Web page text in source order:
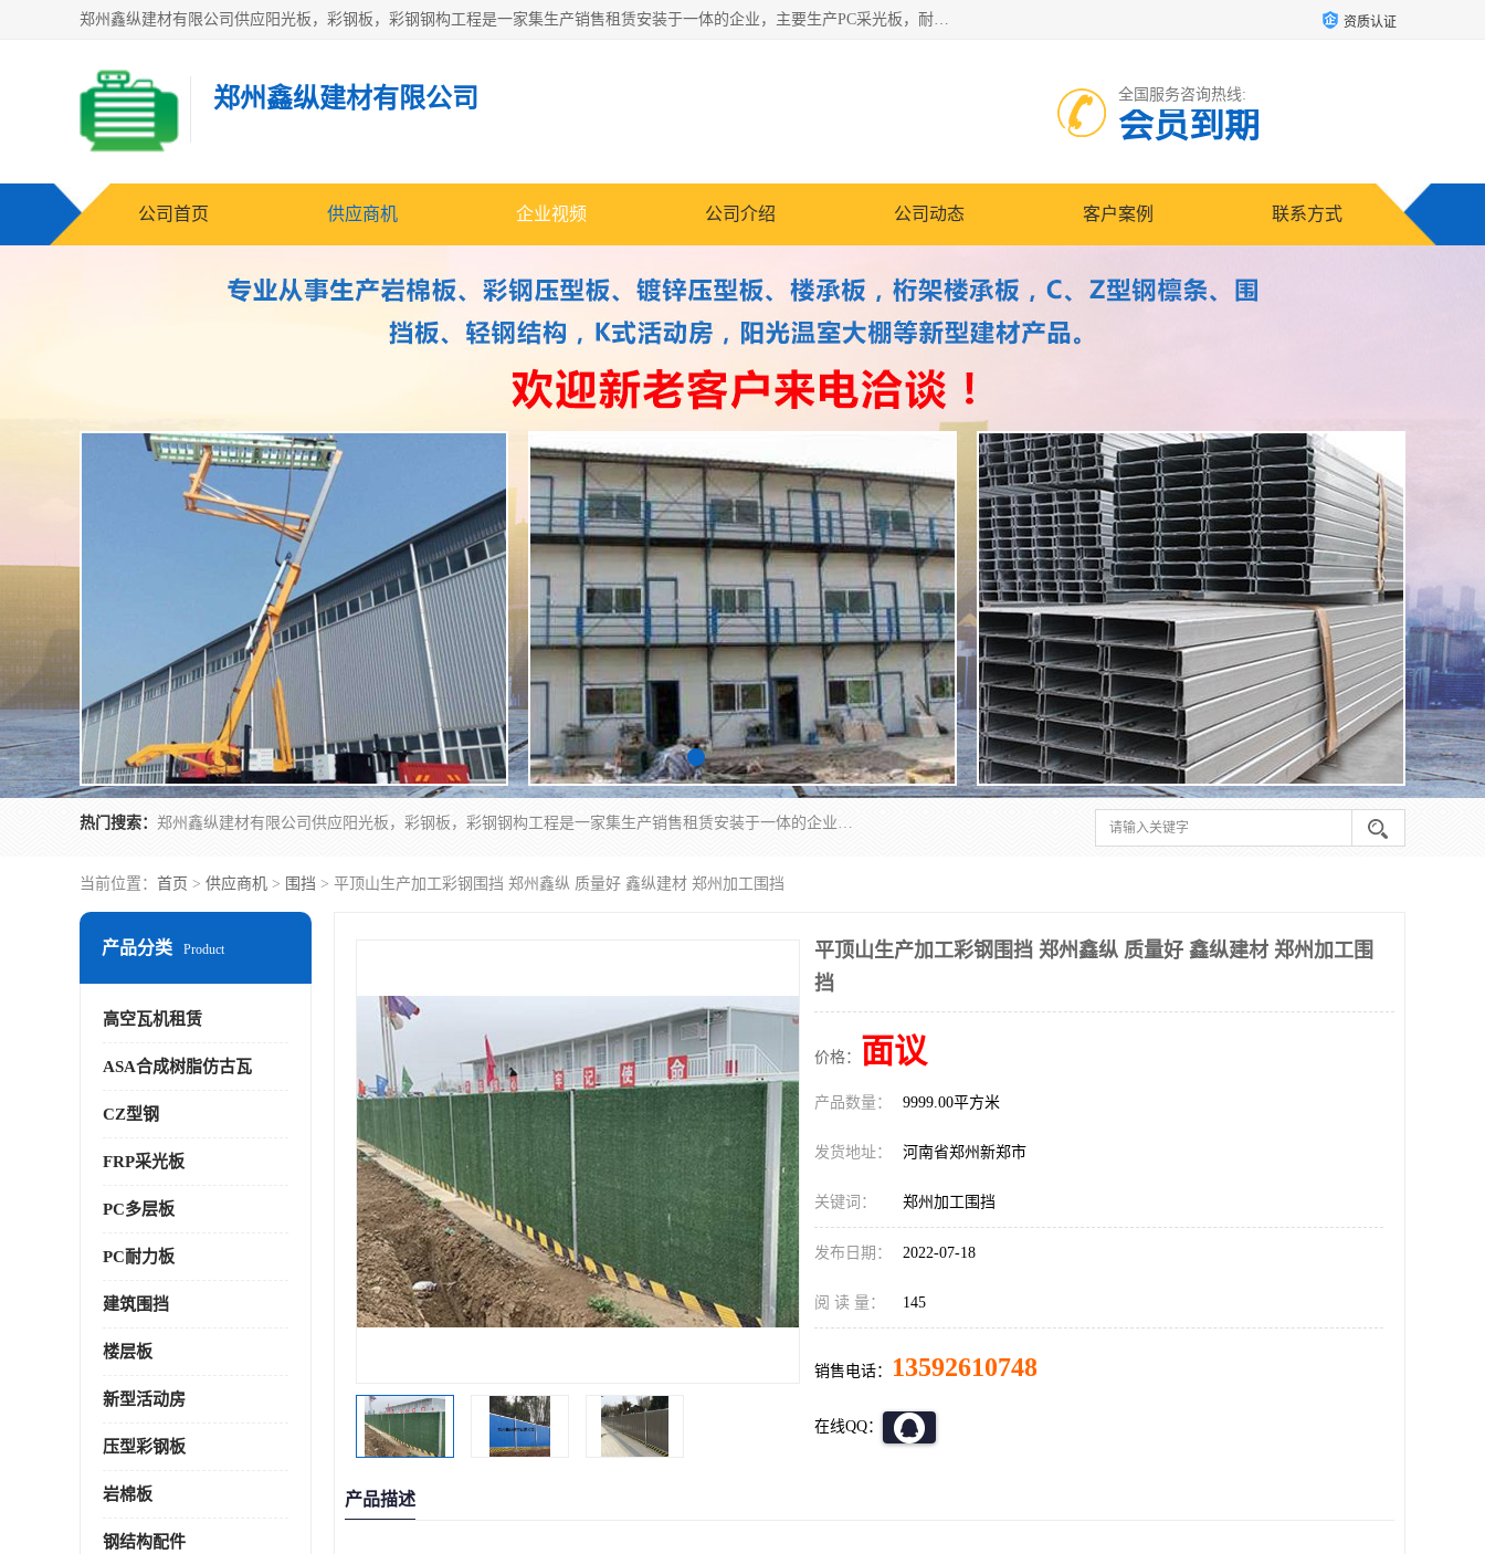
郑州鑫纵建材有限公司供应阳光板，彩钢板，彩钢钢构工程是一家集生产销售租赁安装于一体的企业，主要生产PC采光板，耐力板，仿古琉璃采光板，岩棉板、彩钢压型板、镀锌压型板、桁架楼承板，C、Z型钢檩条、围挡板、轻钢结构，阳光温室大棚等新型建材产品。公司旗下有多台移动式高空压瓦机租赁，承接全国各地业务，专业对外租赁各种型号压瓦机。 资质认证
郑州鑫纵建材有限公司 全国服务咨询热线:
会员到期
公司首页 供应商机 企业视频 公司介绍 公司动态 客户案例 联系方式
热门搜索： 郑州鑫纵建材有限公司供应阳光板，彩钢板，彩钢钢构工程是一家集生产销售租赁安装于一体的企业，主要生产PC采光板，耐力板，仿古琉璃采光板，岩棉板、彩钢压型板、镀锌压型板、桁架楼承板，C、Z型钢檩条、围挡板、轻钢结构，阳光温室大棚等新型建材产品。公司旗下有多台移动式高空压瓦机租赁，承接全国各地业务，专业对外租赁各种型号压瓦机。
当前位置： 首页 > 供应商机 > 围挡 > 平顶山生产加工彩钢围挡 郑州鑫纵 质量好 鑫纵建材 郑州加工围挡
产品分类 Product
高空瓦机租赁
ASA合成树脂仿古瓦
CZ型钢
FRP采光板
PC多层板
PC耐力板
建筑围挡
楼层板
新型活动房
压型彩钢板
岩棉板
钢结构配件
平顶山生产加工彩钢围挡 郑州鑫纵 质量好 鑫纵建材 郑州加工围
挡
价格： 面议
产品数量： 9999.00平方米
发货地址： 河南省郑州新郑市
关键词： 郑州加工围挡
发布日期： 2022-07-18
阅 读 量： 145
销售电话： 13592610748
在线QQ：
产品描述